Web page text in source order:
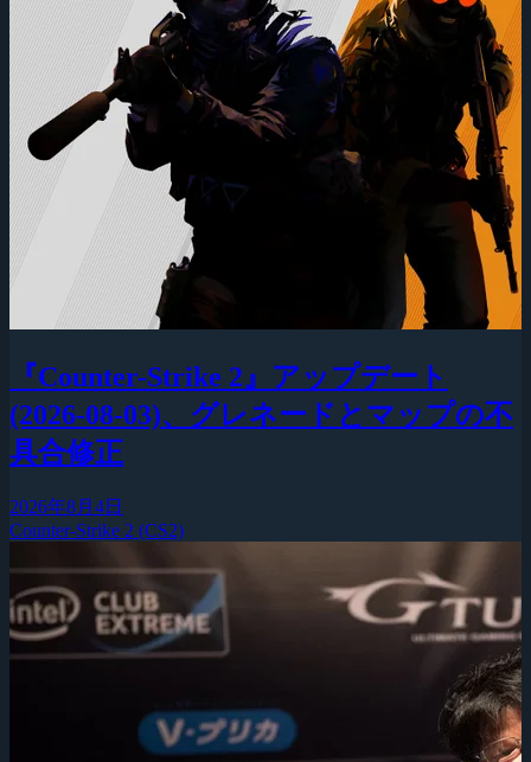
『Counter-Strike 2』アップデート
(2026-08-03)、グレネードとマップの不
具合修正
2026年8月4日
Counter-Strike 2 (CS2)